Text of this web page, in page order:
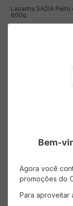
Lasanha SADIA Peito
600g
Bem-
Agora você
promoções do
Para aproveitar